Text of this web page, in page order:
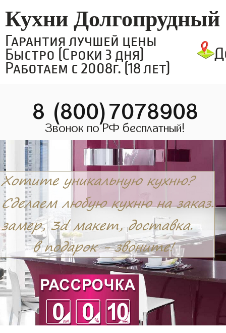
Кухни Долгопрудный
Гарантия лучшей цены
Быстро (Сроки 3 дня)
Работаем с 2008г. (18 лет)
8 (800)7078908
Звонок по РФ бесплатный!